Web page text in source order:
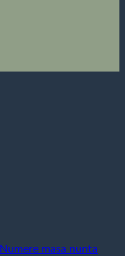
Numere masa nunta